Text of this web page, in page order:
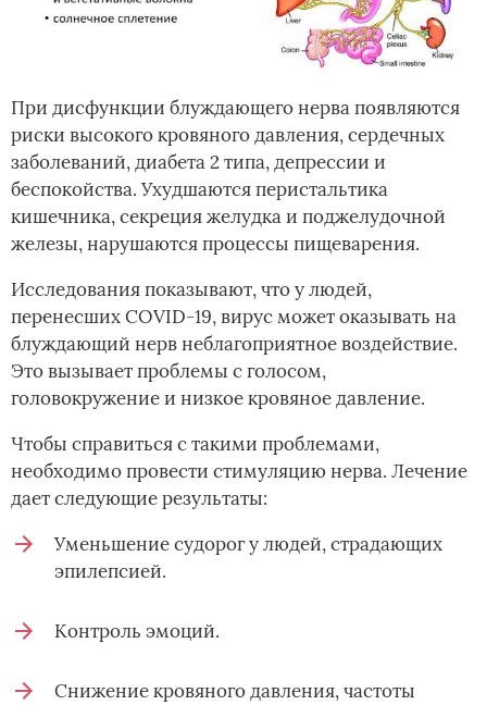
При дисфункции блуждающего нерва появляются
риски высокого кровяного давления, сердечных
заболеваний, диабета 2 типа, депрессии и
беспокойства. Ухудшаются перистальтика
кишечника, секреция желудка и поджелудочной
железы, нарушаются процессы пищеварения.
Исследования показывают, что у людей,
перенесших COVID-19, вирус может оказывать на
блуждающий нерв неблагоприятное воздействие.
Это вызывает проблемы с голосом,
головокружение и низкое кровяное давление.
Чтобы справиться с такими проблемами,
необходимо провести стимуляцию нерва. Лечение
дает следующие результаты:
Уменьшение судорог у людей, страдающих
эпилепсией.
Контроль эмоций.
Снижение кровяного давления, частоты